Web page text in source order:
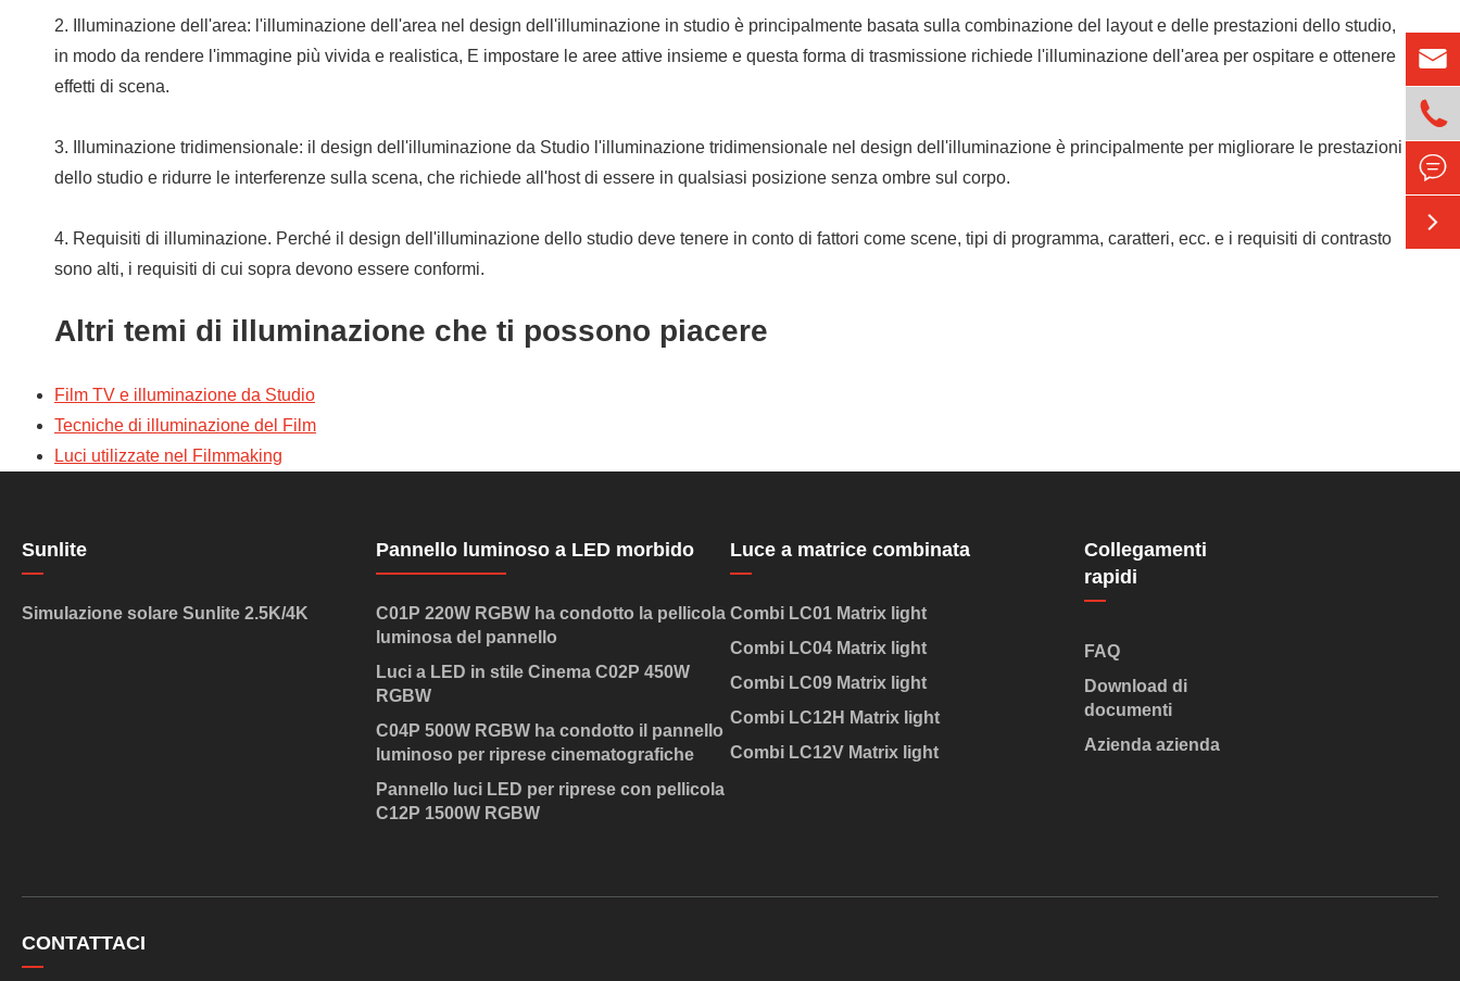
2. Illuminazione dell'area: l'illuminazione dell'area nel design dell'illuminazione in studio è principalmente basata sulla combinazione del layout e delle prestazioni dello studio,
in modo da rendere l'immagine più vivida e realistica, E impostare le aree attive insieme e questa forma di trasmissione richiede l'illuminazione dell'area per ospitare e ottenere
effetti di scena.
3. Illuminazione tridimensionale: il design dell'illuminazione da Studio l'illuminazione tridimensionale nel design dell'illuminazione è principalmente per migliorare le prestazioni
dello studio e ridurre le interferenze sulla scena, che richiede all'host di essere in qualsiasi posizione senza ombre sul corpo.
4. Requisiti di illuminazione. Perché il design dell'illuminazione dello studio deve tenere in conto di fattori come scene, tipi di programma, caratteri, ecc. e i requisiti di contrasto
sono alti, i requisiti di cui sopra devono essere conformi.
Altri temi di illuminazione che ti possono piacere
Film TV e illuminazione da Studio
Tecniche di illuminazione del Film
Luci utilizzate nel Filmmaking
Sunlite
Simulazione solare Sunlite 2.5K/4K
Pannello luminoso a LED morbido
C01P 220W RGBW ha condotto la pellicola
luminosa del pannello
Luci a LED in stile Cinema C02P 450W
RGBW
C04P 500W RGBW ha condotto il pannello
luminoso per riprese cinematografiche
Pannello luci LED per riprese con pellicola
C12P 1500W RGBW
Luce a matrice combinata
Combi LC01 Matrix light
Combi LC04 Matrix light
Combi LC09 Matrix light
Combi LC12H Matrix light
Combi LC12V Matrix light
Collegamenti
rapidi
FAQ
Download di
documenti
Azienda azienda
CONTATTACI



